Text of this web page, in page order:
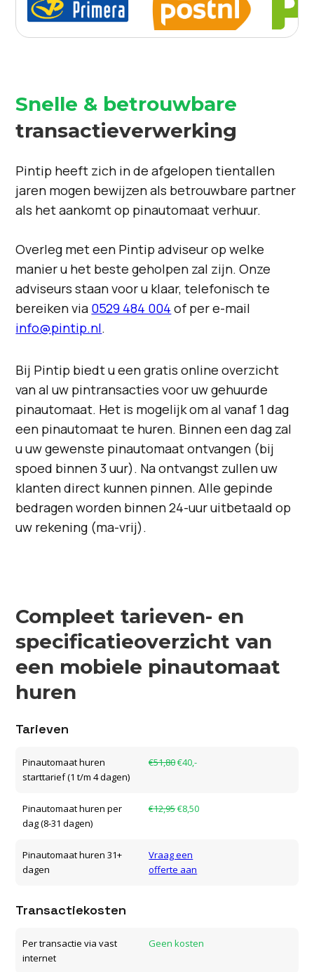
Snelle & betrouwbare
transactieverwerking
Pintip heeft zich in de afgelopen tientallen
jaren mogen bewijzen als betrouwbare partner
als het aankomt op pinautomaat verhuur.
Overleg met een Pintip adviseur op welke
manier u het beste geholpen zal zijn. Onze
adviseurs staan voor u klaar, telefonisch te
bereiken via 0529 484 004 of per e-mail
info@pintip.nl.
Bij Pintip biedt u een gratis online overzicht
van al uw pintransacties voor uw gehuurde
pinautomaat. Het is mogelijk om al vanaf 1 dag
een pinautomaat te huren. Binnen een dag zal
u uw gewenste pinautomaat ontvangen (bij
spoed binnen 3 uur). Na ontvangst zullen uw
klanten direct kunnen pinnen. Alle gepinde
bedragen worden binnen 24-uur uitbetaald op
uw rekening (ma-vrij).
Compleet tarieven- en
specificatieoverzicht van
een mobiele pinautomaat
huren
Tarieven
Pinautomaat huren
starttarief (1 t/m 4 dagen)
€51,80€40,-
Pinautomaat huren per
dag (8-31 dagen)
€12,95€8,50
Pinautomaat huren 31+
dagen
Vraag een
offerte aan
Transactiekosten
Per transactie via vast
internet
Geen kosten